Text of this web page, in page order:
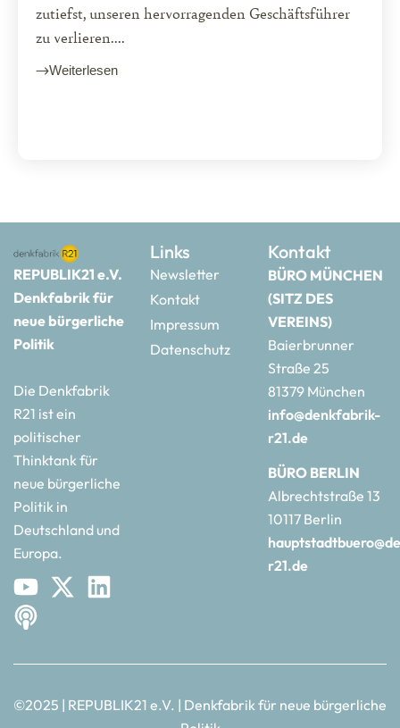
zutiefst, unseren hervorragenden Geschäftsführer
zu verlieren....
Weiterlesen
REPUBLIK21 e.V.
Denkfabrik für
neue bürgerliche
Politik
Die Denkfabrik
R21 ist ein
politischer
Thinktank für
neue bürgerliche
Politik in
Deutschland und
Europa.
Links
Newsletter
Kontakt
Impressum
Datenschutz
Kontakt
BÜRO MÜNCHEN
(SITZ DES
VEREINS)
Baierbrunner
Straße 25
81379 München
info@denkfabrik-
r21.de
BÜRO BERLIN
Albrechtstraße 13
10117 Berlin
r21.de
©2025 | REPUBLIK21 e.V. | Denkfabrik für neue bürgerliche